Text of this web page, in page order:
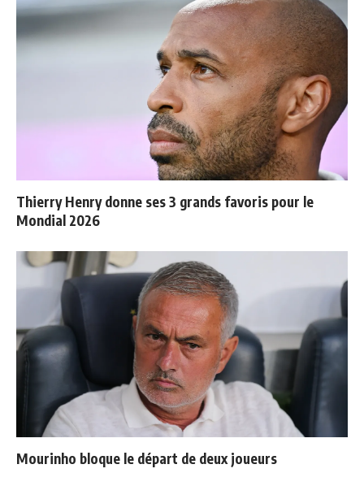
Thierry Henry donne ses 3 grands favoris pour le
Mondial 2026
Mourinho bloque le départ de deux joueurs